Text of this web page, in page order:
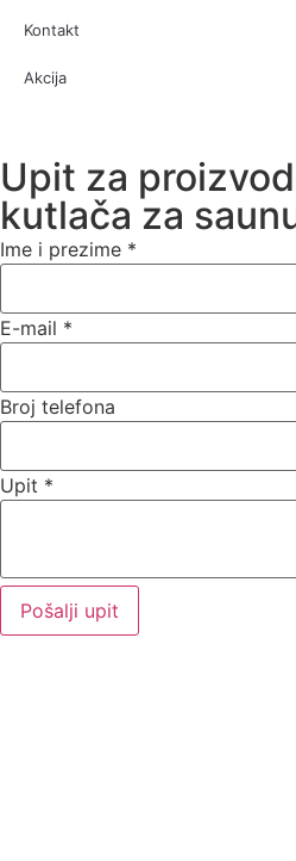
Kontakt
Akcija
Upit za
kutlača za
Ime i prezime *
E-mail *
Broj telefona
Upit *
Pošalji upit